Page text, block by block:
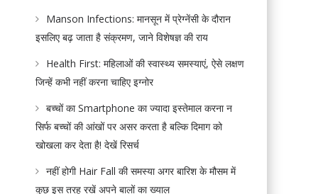
Manson Infections: मानसून में प्रेग्नेंसी के दौरान
इसलिए बढ़ जाता है संक्रमण, जाने विशेषज्ञ की राय
Health First: महिलाओं की स्वास्थ्य समस्याएं, ऐसे लक्षण
जिन्हें कभी नहीं करना चाहिए इग्नोर
बच्चों का Smartphone का ज्यादा इस्तेमाल करना न
सिर्फ बच्चों की आंखों पर असर करता है बल्कि दिमाग को
खोखला कर देता है! देखें रिसर्च
नहीं होगी Hair Fall की समस्या अगर बारिश के मौसम में
कुछ इस तरह रखें अपने बालों का ख्याल